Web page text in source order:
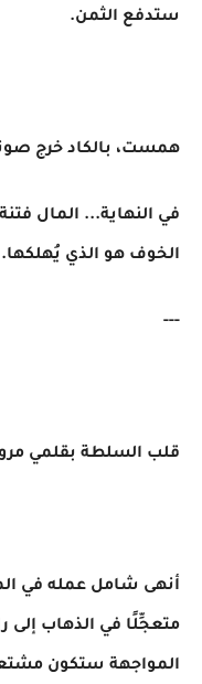
ستدفع الثمن.
همست، بالكاد خرج
في النهاية... المال
الخوف هو الذي يُهلكها.
---
قلب السلطة بقلمي
أنهى شامل عمله في
متعجِّلًا في الذهاب إلى
المواجهة ستكون